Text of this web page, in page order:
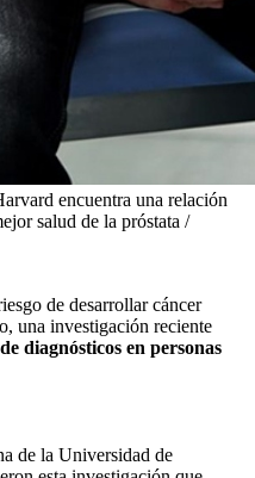
encuentra una relación
salud de la próstata /
de desarrollar cáncer
una investigación reciente
diagnósticos en personas
de la Universidad de